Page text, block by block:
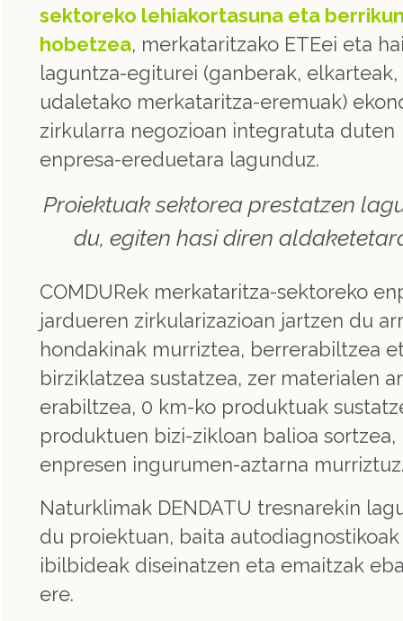
sektoreko lehiakortasuna eta
hobetzea, merkataritzako ETEei eta
laguntza-egiturei (ganberak, elkarteak,
udaletako merkataritza-eremuak)
zirkularra negozioan integratuta duten
enpresa-ereduetara lagunduz.
Proiektuak sektorea prestatzen
du, egiten hasi diren
COMDURek merkataritza-sektoreko
jardueren zirkularizazioan jartzen du
hondakinak murriztea, berrerabiltzea
birziklatzea sustatzea, zer materialen
erabiltzea, 0 km-ko produktuak
produktuen bizi-zikloan balioa sortzea,
enpresen ingurumen-aztarna
Naturklimak DENDATU tresnarekin
du proiektuan, baita
ibilbideak diseinatzen eta emaitzak
ere.